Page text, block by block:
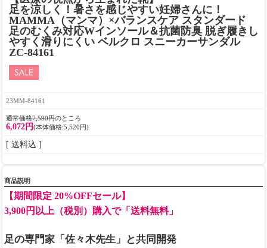
足を涼しく！暑さを感じやすい妊婦さんに！
MAMMA（マンマ）×バランスケア スタンダード
足のむくみ対応Wインソール＆抗菌防臭 脱ぎ履きし
やすく滑りにくい ベルクロ スニーカーサンダル
ZC-84161
23MM-84161
通常価格7,590円のところ
6,072円(本体価格:5,520円)
[ 送料込 ]
商品説明
【期間限定 20%OFFセール】
3,900円以上（税別）購入で「送料無料」
足の専門家「佐々木先生」と共同開発